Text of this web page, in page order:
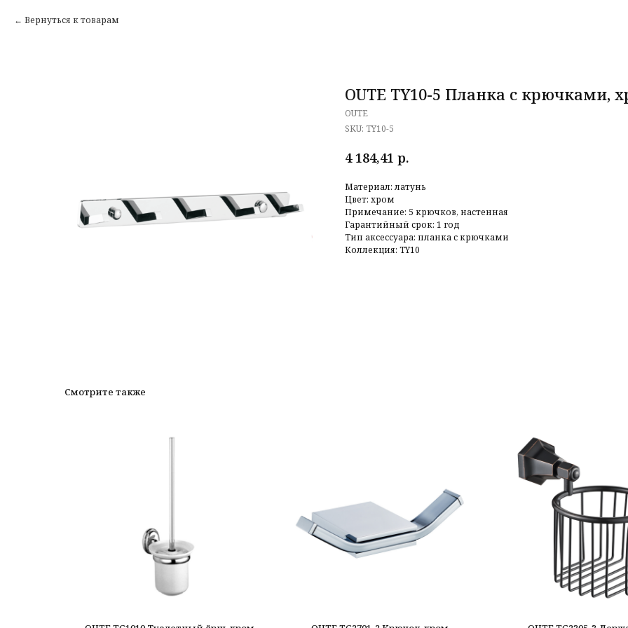
Вернуться к товарам
OUTE TY10-5 Планка с крючками,
OUTE
SKU: TY10-5
4 184,41 р.
Материал: латунь
Цвет: хром
Примечание: 5 крючков, настенная
Гарантийный срок: 1 год
Тип аксессуара: планка с крючками
Коллекция: TY10
Смотрите также